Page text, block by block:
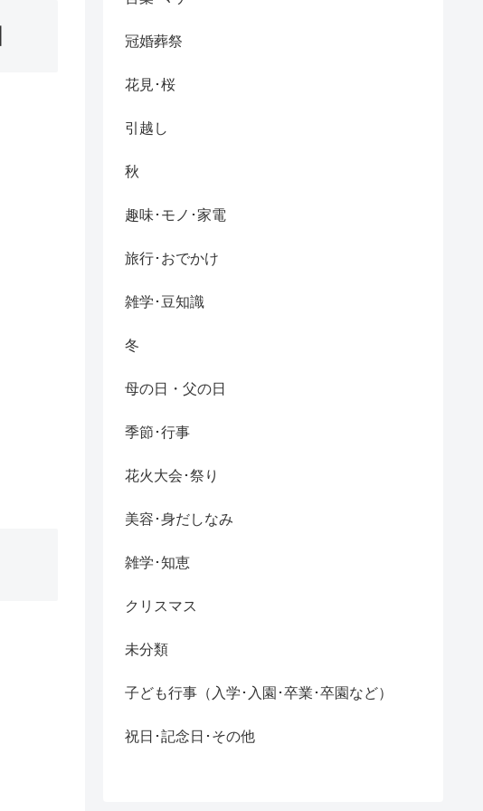
冠婚葬祭
花見･桜
引越し
秋
趣味･モノ･家電
旅行･おでかけ
雑学･豆知識
冬
母の日・父の日
季節･行事
花火大会･祭り
美容･身だしなみ
雑学･知恵
クリスマス
未分類
子ども行事（入学･入園･卒業･卒園など）
祝日･記念日･その他